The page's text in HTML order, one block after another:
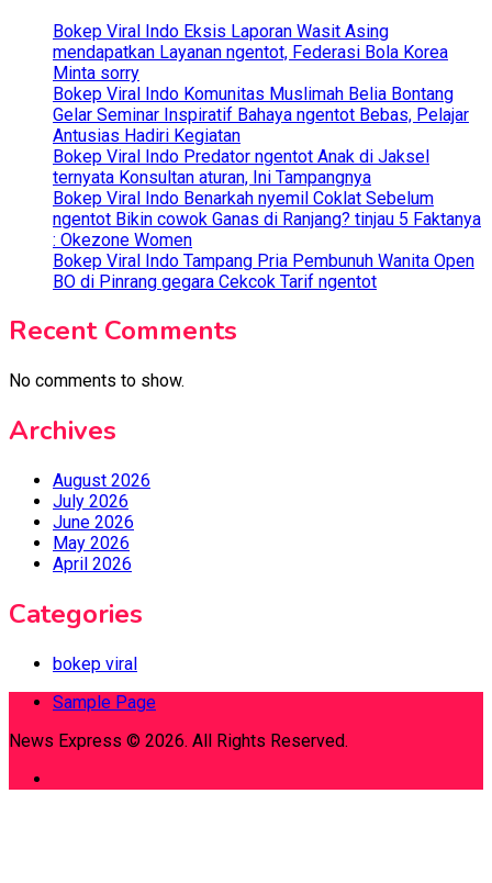
Bokep Viral Indo Eksis Laporan Wasit Asing
mendapatkan Layanan ngentot, Federasi Bola Korea
Minta sorry
Bokep Viral Indo Komunitas Muslimah Belia Bontang
Gelar Seminar Inspiratif Bahaya ngentot Bebas, Pelajar
Antusias Hadiri Kegiatan
Bokep Viral Indo Predator ngentot Anak di Jaksel
ternyata Konsultan aturan, Ini Tampangnya
Bokep Viral Indo Benarkah nyemil Coklat Sebelum
ngentot Bikin cowok Ganas di Ranjang? tinjau 5 Faktanya
: Okezone Women
Bokep Viral Indo Tampang Pria Pembunuh Wanita Open
BO di Pinrang gegara Cekcok Tarif ngentot
Recent Comments
No comments to show.
Archives
August 2026
July 2026
June 2026
May 2026
April 2026
Categories
bokep viral
Sample Page
News Express © 2026. All Rights Reserved.